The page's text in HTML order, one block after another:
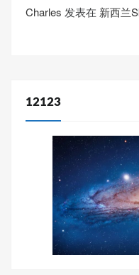
Charles 发表在 新西兰
12123